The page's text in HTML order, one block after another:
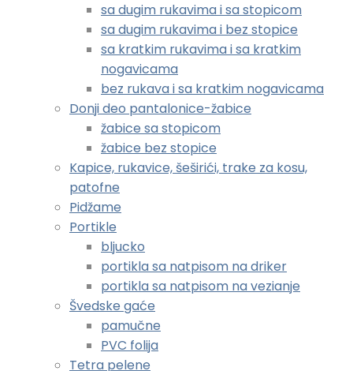
sa dugim rukavima i sa stopicom
sa dugim rukavima i bez stopice
sa kratkim rukavima i sa kratkim
nogavicama
bez rukava i sa kratkim nogavicama
Donji deo pantalonice-žabice
žabice sa stopicom
žabice bez stopice
Kapice, rukavice, šeširići, trake za kosu,
patofne
Pidžame
Portikle
bljucko
portikla sa natpisom na driker
portikla sa natpisom na vezianje
Švedske gaće
pamučne
PVC folija
Tetra pelene